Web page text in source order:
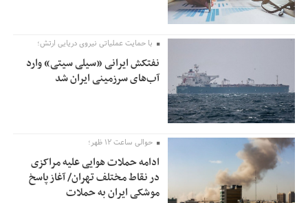
با حمایت عملیاتی نیروی دریایی ارتش؛
نفتکش ایرانی «سیلی سیتی» وارد
آب‌های سرزمینی ایران شد
حوالی ساعت ۱۲ ظهر؛
ادامه حملات هوایی علیه مراکزی
در نقاط مختلف تهران/ آغاز پاسخ
موشکی ایران به حملات